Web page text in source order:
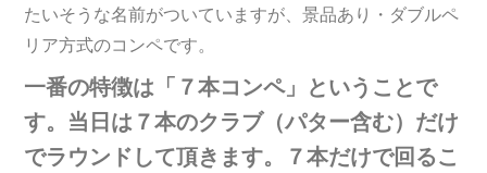
たいそうな名前がついていますが、景品あり・ダブルペ
リア方式のコンペです。
一番の特徴は「７本コンペ」ということで
す。当日は７本のクラブ（パター含む）だけ
でラウンドして頂きます。７本だけで回るこ